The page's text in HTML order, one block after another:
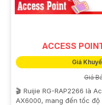
ACCESS
Giá
Giá
🎬 Ruijie RG-RAP2266 là
AX6000, mang đến tốc